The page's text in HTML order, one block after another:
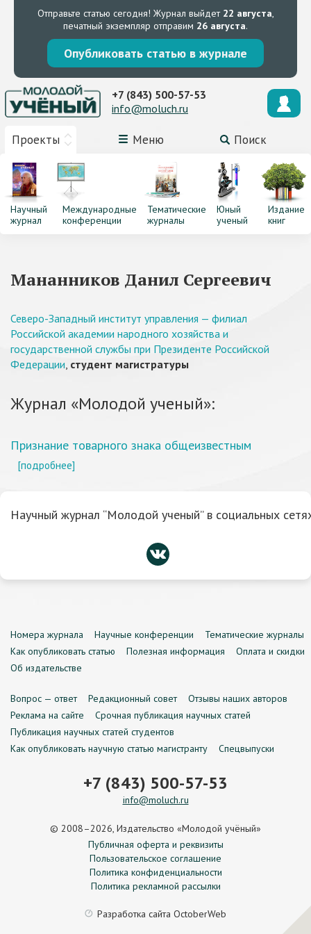
Отправьте статью сегодня! Журнал выйдет 22 августа,
печатный экземпляр отправим 26 августа.
Опубликовать статью в журнале
Проекты Меню Поиск
+7 (843) 500-57-53
info@moluch.ru
Научный
журнал
Международные
конференции
Тематические
журналы
Юный
ученый
Издание
книг
Мананников Данил Сергеевич
Северо-Западный институт управления — филиал
Российской академии народного хозяйства и
государственной службы при Президенте Российской
Федерации, студент магистратуры
Журнал «Молодой ученый»:
Признание товарного знака общеизвестным
[подробнее]
Научный журнал “Молодой ученый” в социальных
Номера журнала Научные конференции
Тематические журналы
Как опубликовать статью
Полезная информация
Оплата и скидки
Об издательстве
Вопрос — ответ Редакционный совет
Отзывы наших авторов
Реклама на сайте
Срочная публикация научных статей
Публикация научных статей студентов
Как опубликовать научную статью магистранту
Спецвыпуски
+7 (843) 500-57-53
info@moluch.ru
© 2008–2026, Издательство «Молодой учёный»
Публичная оферта и реквизиты
Пользовательское соглашение
Политика конфиденциальности
Политика рекламной рассылки
Разработка сайта OctoberWeb